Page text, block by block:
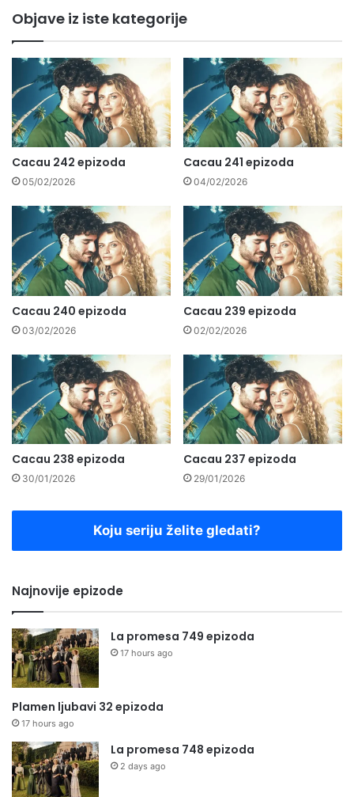
Objave iz iste kategorije
Cacau 242 epizoda
05/02/2026
Cacau 241 epizoda
04/02/2026
Cacau 240 epizoda
03/02/2026
Cacau 239 epizoda
02/02/2026
Cacau 238 epizoda
30/01/2026
Cacau 237 epizoda
29/01/2026
Koju seriju želite gledati?
Najnovije epizode
La promesa 749 epizoda
17 hours ago
Plamen ljubavi 32 epizoda
17 hours ago
La promesa 748 epizoda
2 days ago